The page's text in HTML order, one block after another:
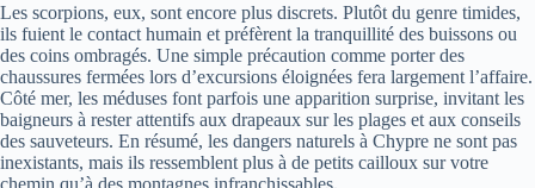
Les scorpions, eux, sont encore plus discrets. Plutôt du genre timides,
ils fuient le contact humain et préfèrent la tranquillité des buissons ou
des coins ombragés. Une simple précaution comme porter des
chaussures fermées lors d’excursions éloignées fera largement l’affaire.
Côté mer, les méduses font parfois une apparition surprise, invitant les
baigneurs à rester attentifs aux drapeaux sur les plages et aux conseils
des sauveteurs. En résumé, les dangers naturels à Chypre ne sont pas
inexistants, mais ils ressemblent plus à de petits cailloux sur votre
chemin qu’à des montagnes infranchissables.